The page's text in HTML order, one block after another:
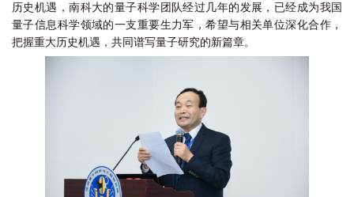
历史机遇，南科大的量子科学团队经过几年的发展，已经成为我国
量子信息科学领域的一支重要生力军，希望与相关单位深化合作，
把握重大历史机遇，共同谱写量子研究的新篇章。